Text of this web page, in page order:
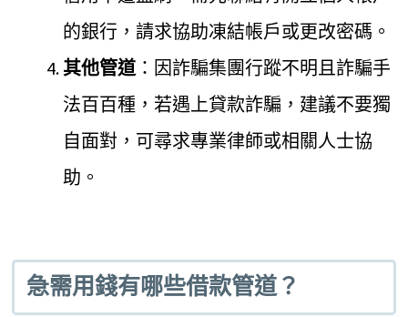
的銀行，請求協助凍結帳戶或更改密碼。
其他管道 ：因詐騙集團行蹤不明且詐騙手
法百百種，若遇上貸款詐騙，建議不要獨
自面對，可尋求專業律師或相關人士協
助。
急需用錢有哪些借款管道？